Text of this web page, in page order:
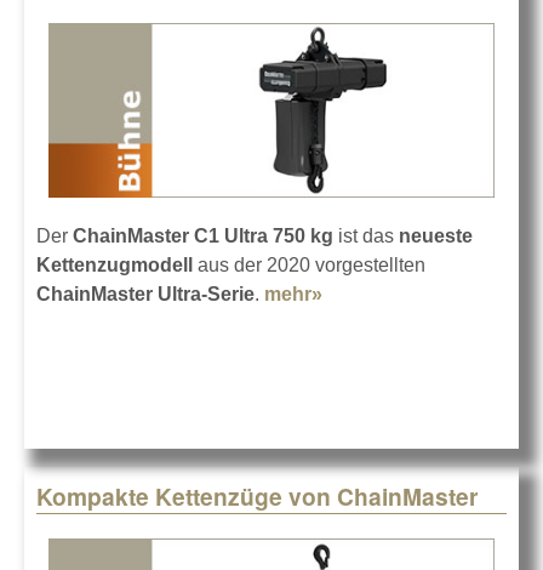
Der ChainMaster C1 Ultra 750 kg ist das neueste
Kettenzugmodell
aus der 2020 vorgestellten
ChainMaster Ultra-Serie. mehr»
Kompakte Kettenzüge von ChainMaster